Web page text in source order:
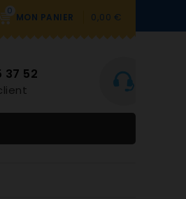
0
MON PANIER 0,00 €
D'AIDE
lundi au vendredi 9h-
et 14h-18h